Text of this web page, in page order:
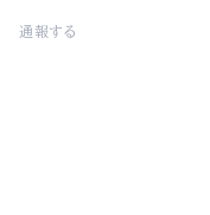
通報する